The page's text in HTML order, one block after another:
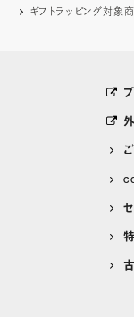
ギフトラッピング対象